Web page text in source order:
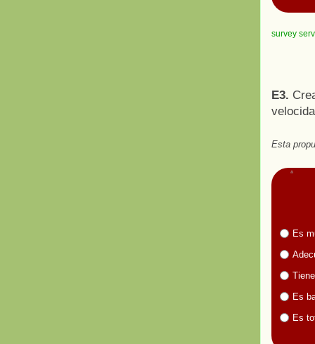
survey
E3.
Esta
Es
Es
Es